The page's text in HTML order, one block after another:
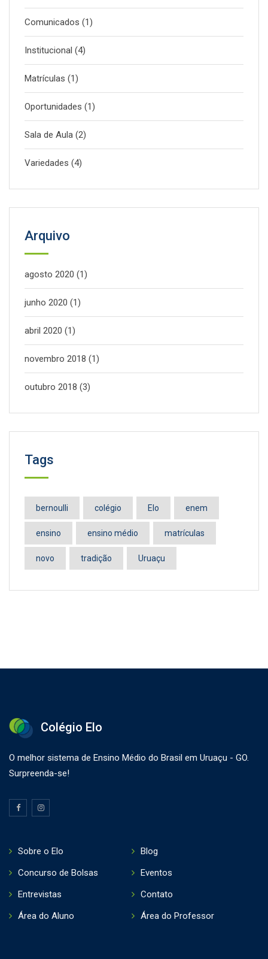
Comunicados (1)
Institucional (4)
Matrículas (1)
Oportunidades (1)
Sala de Aula (2)
Variedades (4)
Arquivo
agosto 2020 (1)
junho 2020 (1)
abril 2020 (1)
novembro 2018 (1)
outubro 2018 (3)
Tags
bernoulli colégio Elo enem
ensino ensino médio matrículas
novo tradição Uruaçu
Colégio Elo
O melhor sistema de Ensino Médio do Brasil em Uruaçu - GO.
Surpreenda-se!
Sobre o Elo
Blog
Concurso de Bolsas
Eventos
Entrevistas
Contato
Área do Aluno
Área do Professor